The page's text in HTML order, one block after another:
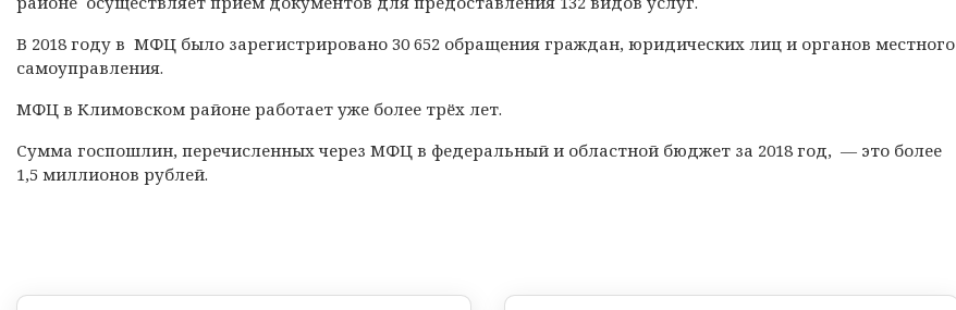
В 2018 году в МФЦ было зарегистрировано 30 652 обращения граждан, юридических лиц и органов местного
самоуправления.
МФЦ в Климовском районе работает уже более трёх лет.
Сумма госпошлин, перечисленных через МФЦ в федеральный и областной бюджет за 2018 год, — это более
1,5 миллионов рублей.